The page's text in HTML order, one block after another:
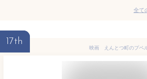
全て
17th
映画 えんとつ町のプペ